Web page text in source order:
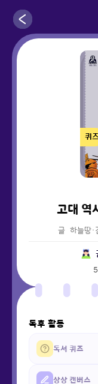
퀴즈
고대 역
글 하늘땅·
독후 활동
독서 퀴즈
상상 캔버스